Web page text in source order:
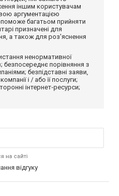
іншим користувачам
аргументацією
багатьом прийняти
призначені для
а також для роз'яснення
ненормативної
безпосереднє порівняння з
безпідставні заяви,
і / або її послуги;
інтернет-ресурси;
на сайті
відгуку